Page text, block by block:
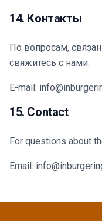
14. Контакты
По вопросам,
свяжитесь с нами:
E-mail:
15. Contact
For questions about
Email: